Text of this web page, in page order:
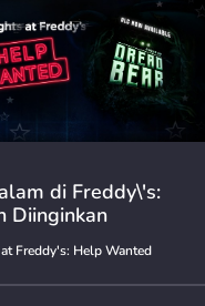
di Freddy\'s:
Diinginkan
Freddy's: Help Wanted